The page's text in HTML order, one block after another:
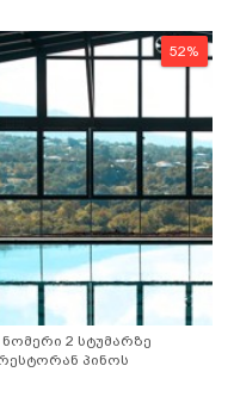
52%
2 სტუმარზე
პინოს